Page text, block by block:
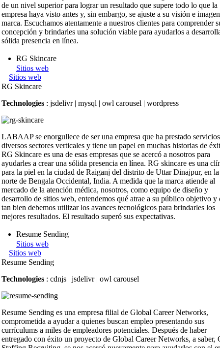
de un nivel superior para lograr un resultado que supere todo lo que la
empresa haya visto antes y, sin embargo, se ajuste a su visión e
marca. Escuchamos atentamente a nuestros clientes para comprender
concepción y brindarles una solución viable para ayudarlos a
sólida presencia en línea.
RG Skincare
Sitios web
Sitios web
RG Skincare
Technologies : jsdelivr | mysql | owl carousel | wordpress
LABAAP se enorgullece de ser una empresa que ha prestado
diversos sectores verticales y tiene un papel en muchas historias de
RG Skincare es una de esas empresas que se acercó a nosotros para
ayudarles a crear una sólida presencia en línea. RG skincare es una
para la piel en la ciudad de Raiganj del distrito de Uttar Dinajpur, en la
norte de Bengala Occidental, India. A medida que la marca atiende al
mercado de la atención médica, nosotros, como equipo de diseño y
desarrollo de sitios web, entendemos qué atrae a su público objetivo y
tan bien debemos utilizar los avances tecnológicos para brindarles los
mejores resultados. El resultado superó sus expectativas.
Resume Sending
Sitios web
Sitios web
Resume Sending
Technologies : cdnjs | jsdelivr | owl carousel
Resume Sending es una empresa filial de Global Career Networks,
comprometida a ayudar a quienes buscan empleo presentando sus
currículums a miles de empleadores potenciales. Después de haber
entregado con éxito un proyecto de Global Career Networks, a saber,